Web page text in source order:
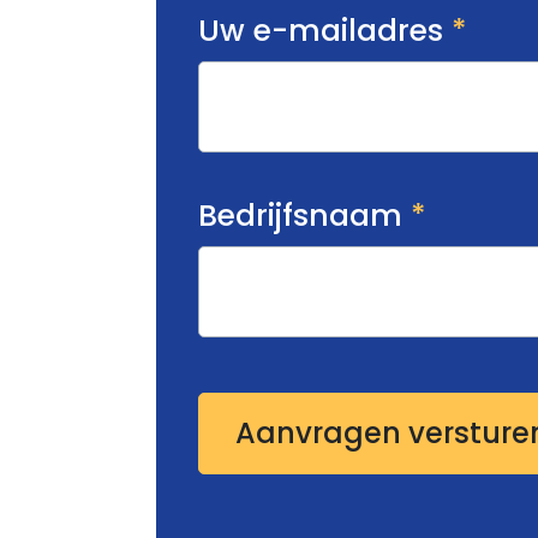
Uw e-mailadres *
Bedrijfsnaam *
Aanvragen